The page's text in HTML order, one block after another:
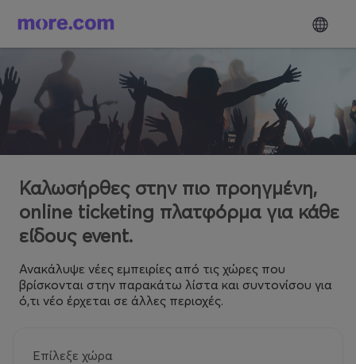
Καλωσήρθες στην πιο προηγμένη,
online ticketing πλατφόρμα για κάθε
είδους event.
Ανακάλυψε νέες εμπειρίες από τις χώρες που
βρίσκονται στην παρακάτω λίστα και συντονίσου για
ό,τι νέο έρχεται σε άλλες περιοχές.
Επίλεξε χώρα